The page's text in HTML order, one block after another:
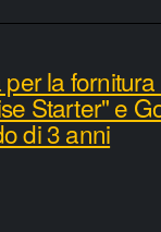
la
Starter" e
di 3 anni